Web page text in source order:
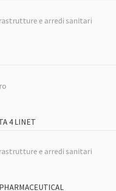
e arredi sanitari
4 LINET
e arredi sanitari